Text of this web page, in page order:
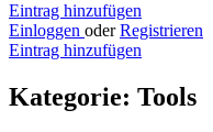
Eintrag hinzufügen
Einloggen oder Registrieren
Eintrag hinzufügen
Kategorie: Tools